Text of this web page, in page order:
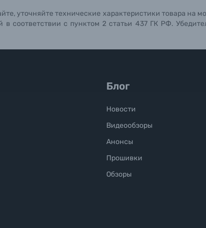
уточняйте технические характеристики товара на
соответствии с пунктом 2 статьи 437 ГК РФ.
Блог
Новости
Видеообзоры
Анонсы
Прошивки
Обзоры